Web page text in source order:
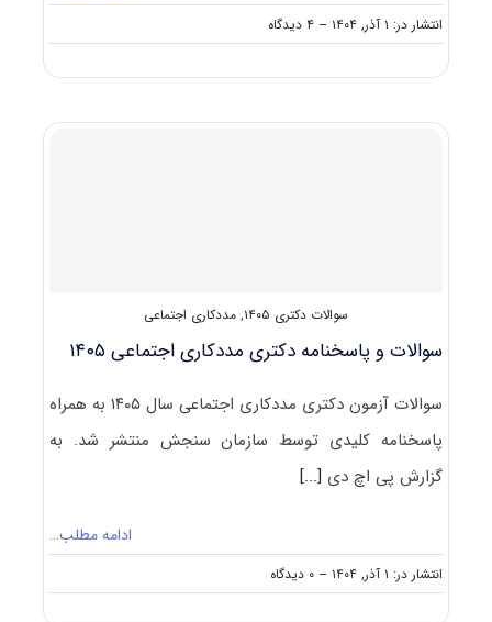
انتشار در: ۱ آذر, ۱۴۰۴ -- ۴ دیدگاه
on
سوالات
فلسفه
سوالات دکتری ۱۴۰۵ , مددکاری اجتماعی
سوالات و پاسخنامه دکتری مددکاری اجتماعی ۱۴۰۵
سوالات آزمون دکتری مددکاری اجتماعی سال ۱۴۰۵ به همراه
پاسخنامه کلیدی توسط سازمان سنجش منتشر شد. به
گزارش پی اچ دی [...]
ادامه مطلب…
انتشار در: ۱ آذر, ۱۴۰۴ -- ۰ دیدگاه
on
سوالات